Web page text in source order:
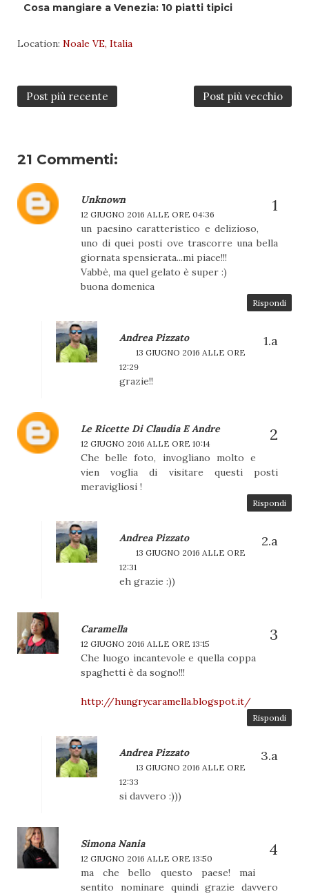
Cosa mangiare a Venezia: 10 piatti tipici
Location: Noale VE, Italia
Post più recente Post più vecchio
21 Commenti:
Unknown
12 GIUGNO 2016 ALLE ORE 04:36
un paesino caratteristico e delizioso,
uno di quei posti ove trascorre una bella
giornata spensierata...mi piace!!!
Vabbè, ma quel gelato è super :)
buona domenica
Rispondi
Andrea Pizzato
13 GIUGNO 2016 ALLE ORE
12:29
grazie!!
Le Ricette Di Claudia E Andre
12 GIUGNO 2016 ALLE ORE 10:14
Che belle foto, invogliano molto e
vien voglia di visitare questi posti
meravigliosi !
Rispondi
Andrea Pizzato
13 GIUGNO 2016 ALLE ORE
12:31
eh grazie :))
Caramella
12 GIUGNO 2016 ALLE ORE 13:15
Che luogo incantevole e quella coppa
spaghetti è da sogno!!!
http://hungrycaramella.blogspot.it/
Rispondi
Andrea Pizzato
13 GIUGNO 2016 ALLE ORE
12:33
si davvero :)))
Simona Nania
12 GIUGNO 2016 ALLE ORE 13:50
ma che bello questo paese! mai
sentito nominare quindi grazie davvero